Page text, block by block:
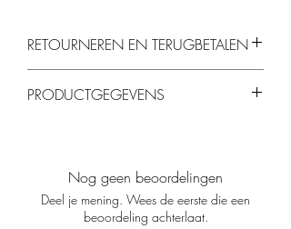
RETOURNEREN EN TERUGBETALEN
retourneren, mits ze ongebruikt en in de
PRODUCTGEGEVENS
: Roze (onderzijde) & Amber
(bovenzijde)
Geschikt voor waxinelichtje én dinerkaars
(niet inbegrepen)
Nog geen beoordelingen
Deel je mening. Wees de eerste die een
beoordeling achterlaat.